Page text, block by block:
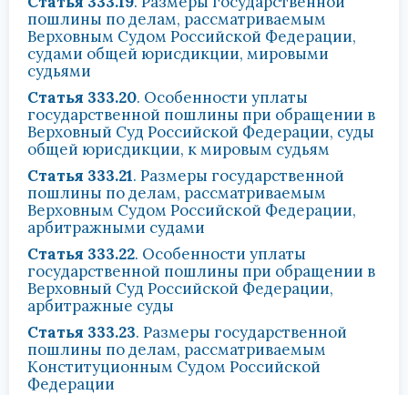
пошлины по делам, рассматриваемым
Верховным Судом Российской Федерации,
судами общей юрисдикции, мировыми
судьями
Статья 333.20. Особенности уплаты
государственной пошлины при обращении в
Верховный Суд Российской Федерации, суды
общей юрисдикции, к мировым судьям
Статья 333.21. Размеры государственной
пошлины по делам, рассматриваемым
Верховным Судом Российской Федерации,
арбитражными судами
Статья 333.22. Особенности уплаты
государственной пошлины при обращении в
Верховный Суд Российской Федерации,
арбитражные суды
Статья 333.23. Размеры государственной
пошлины по делам, рассматриваемым
Конституционным Судом Российской
Федерации